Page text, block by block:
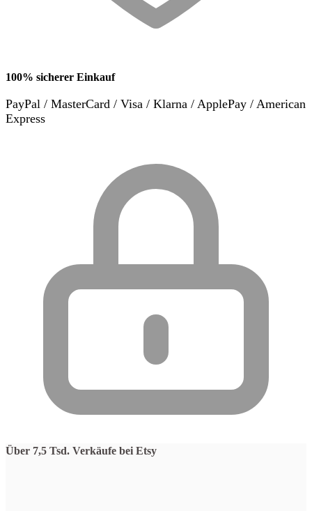
100% sicherer Einkauf
PayPal / MasterCard / Visa / Klarna / ApplePay / American
Express
Über 7,5 Tsd. Verkäufe bei Etsy